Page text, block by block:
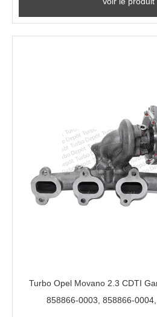
Turbo Opel Movano 2.3 CDTI
858866-0003, 858866-